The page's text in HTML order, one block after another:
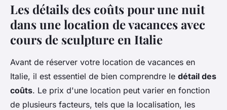
Les détails des coûts pour une nuit
dans une location de vacances avec
cours de sculpture en Italie
Avant de réserver votre location de vacances en
Italie, il est essentiel de bien comprendre le détail des
coûts. Le prix d'une location peut varier en fonction
de plusieurs facteurs, tels que la localisation, les